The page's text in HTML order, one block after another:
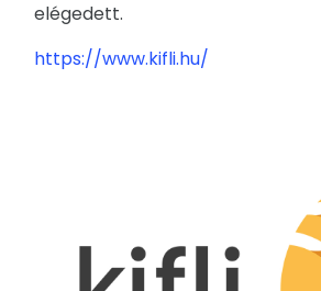
elégedett.
https://www.kifli.hu/